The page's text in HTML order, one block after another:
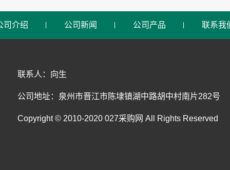
司介绍 公司新闻 公司产品 联系我
联系人：向生
公司地址：泉州市晋江市陈埭镇湖中路胡中村南片282号
Copyright © 2010-2020 027采购网 All Rights Reserved